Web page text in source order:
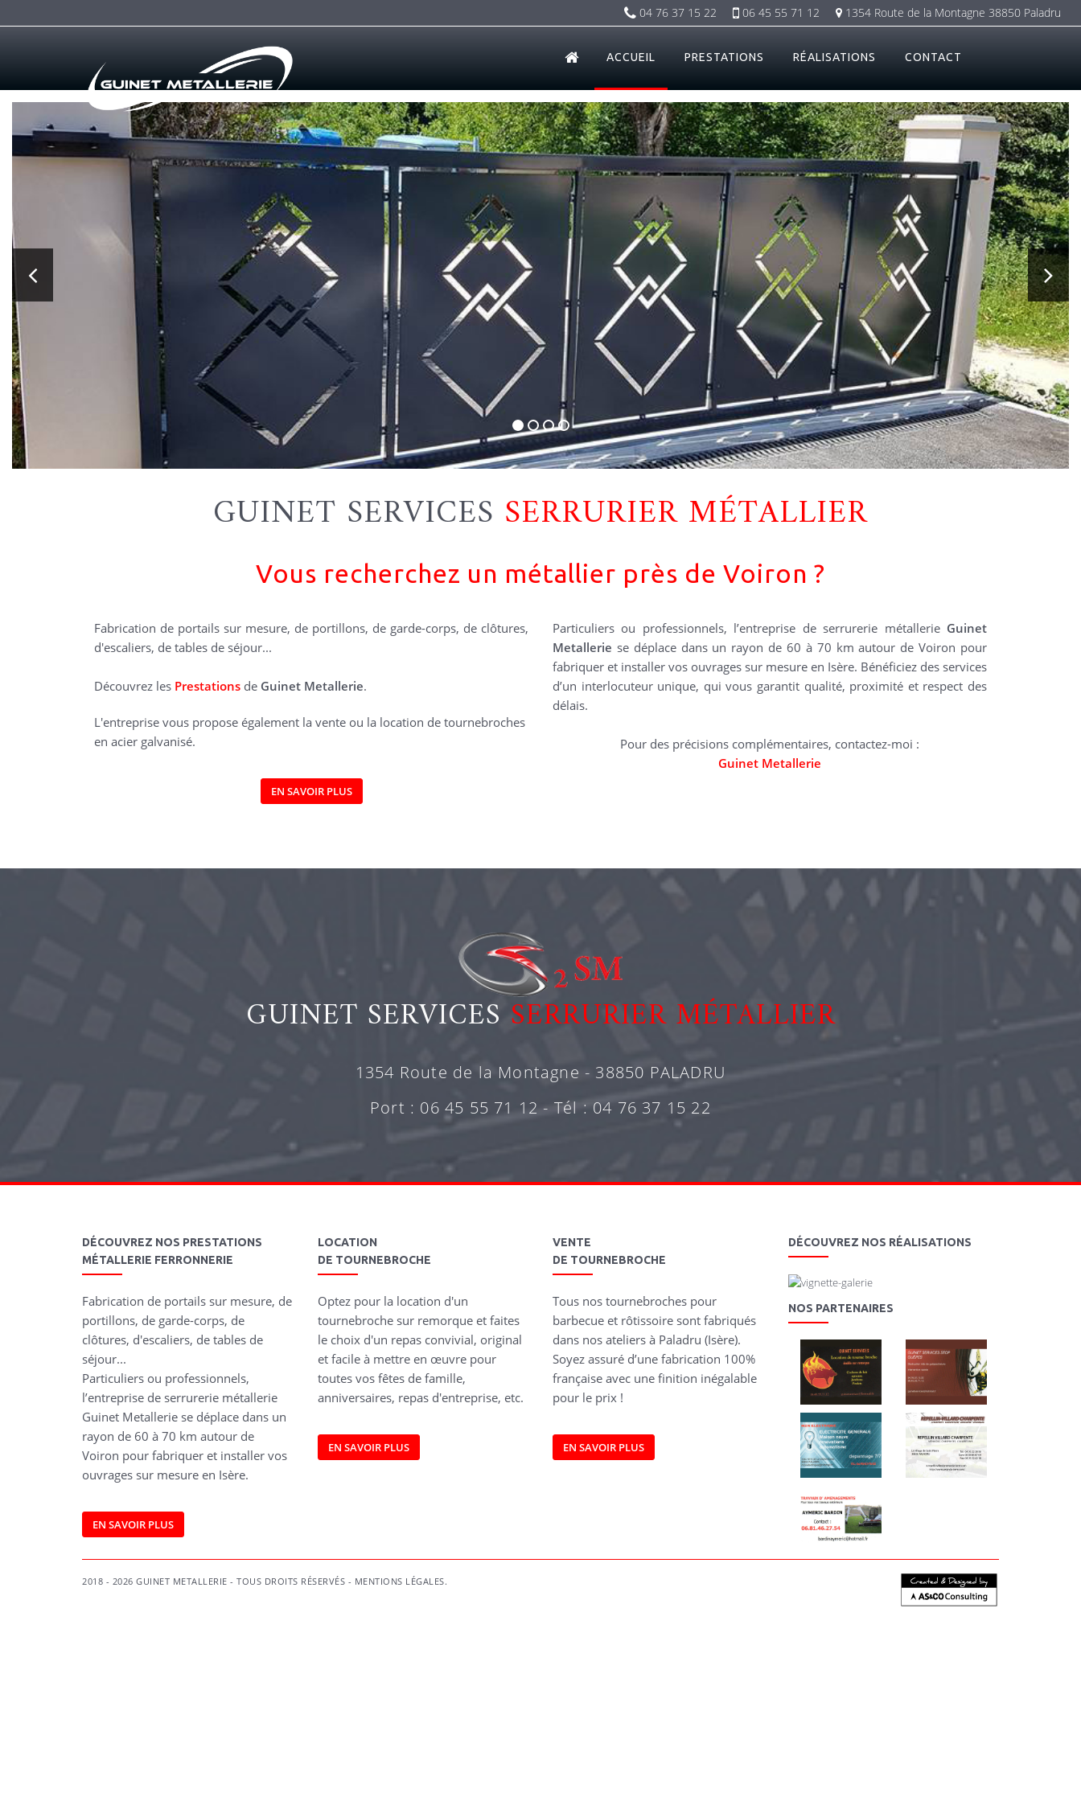
1354 Route de la Montagne 38850 Paladru
06 45 55 71 12
04 76 37 15 22
ACCUEIL PRESTATIONS RÉALISATIONS CONTACT
GUINET SERVICES SERRURIER MÉTALLIER
Vous recherchez un métallier près de Voiron ?
Fabrication de portails sur mesure, de portillons, de garde-corps, de clôtures,
d'escaliers, de tables de séjour...
Découvrez les Prestations de Guinet Metallerie.
L'entreprise vous propose également la vente ou la location de tournebroches
en acier galvanisé.
EN SAVOIR PLUS
Particuliers ou professionnels, l’entreprise de serrurerie métallerie Guinet
Metallerie se déplace dans un rayon de 60 à 70 km autour de Voiron pour
fabriquer et installer vos ouvrages sur mesure en Isère. Bénéficiez des services
d’un interlocuteur unique, qui vous garantit qualité, proximité et respect des
délais.
Pour des précisions complémentaires, contactez-moi :
Guinet Metallerie
GUINET SERVICES SERRURIER MÉTALLIER
1354 Route de la Montagne - 38850 PALADRU
Port : 06 45 55 71 12 - Tél : 04 76 37 15 22
DÉCOUVREZ NOS PRESTATIONS
MÉTALLERIE FERRONNERIE
Fabrication de portails sur mesure, de
portillons, de garde-corps, de
clôtures, d'escaliers, de tables de
séjour...
Particuliers ou professionnels,
l’entreprise de serrurerie métallerie
Guinet Metallerie se déplace dans un
rayon de 60 à 70 km autour de
Voiron pour fabriquer et installer vos
ouvrages sur mesure en Isère.
EN SAVOIR PLUS
LOCATION
DE TOURNEBROCHE
Optez pour la location d'un
tournebroche sur remorque et faites
le choix d'un repas convivial, original
et facile à mettre en œuvre pour
toutes vos fêtes de famille,
anniversaires, repas d'entreprise, etc.
EN SAVOIR PLUS
VENTE
DE TOURNEBROCHE
Tous nos tournebroches pour
barbecue et rôtissoire sont fabriqués
dans nos ateliers à Paladru (Isère).
Soyez assuré d’une fabrication 100%
française avec une finition inégalable
pour le prix !
EN SAVOIR PLUS
DÉCOUVREZ NOS RÉALISATIONS
NOS PARTENAIRES
2018 - 2026 GUINET METALLERIE - TOUS DROITS RÉSERVÉS - MENTIONS LÉGALES.